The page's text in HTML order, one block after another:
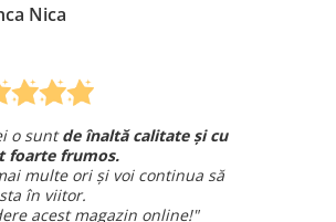
Mirela Vermesan
o lenjerie de pat pentru cadou
întrebare șiam primit un răspuns rapid și
amabil.
Sunt foarte mulțumită!